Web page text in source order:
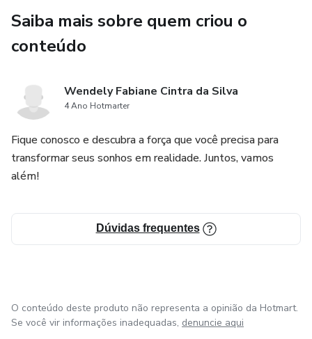
Saiba mais sobre quem criou o
conteúdo
Wendely Fabiane Cintra da Silva
4 Ano Hotmarter
Fique conosco e descubra a força que você precisa para
transformar seus sonhos em realidade. Juntos, vamos
além!
Dúvidas frequentes
O conteúdo deste produto não representa a opinião da Hotmart.
Se você vir informações inadequadas, denuncie aqui